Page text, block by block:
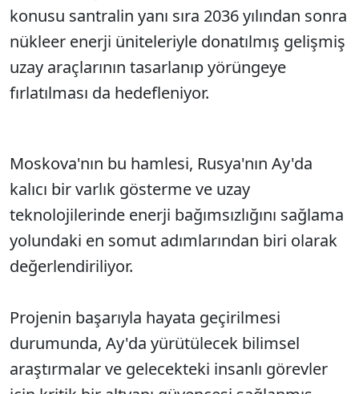
konusu santralin yanı sıra 2036 yılından sonra
nükleer enerji üniteleriyle donatılmış gelişmiş
uzay araçlarının tasarlanıp yörüngeye
fırlatılması da hedefleniyor.
Moskova'nın bu hamlesi, Rusya'nın Ay'da
kalıcı bir varlık gösterme ve uzay
teknolojilerinde enerji bağımsızlığını sağlama
yolundaki en somut adımlarından biri olarak
değerlendiriliyor.
Projenin başarıyla hayata geçirilmesi
durumunda, Ay'da yürütülecek bilimsel
araştırmalar ve gelecekteki insanlı görevler